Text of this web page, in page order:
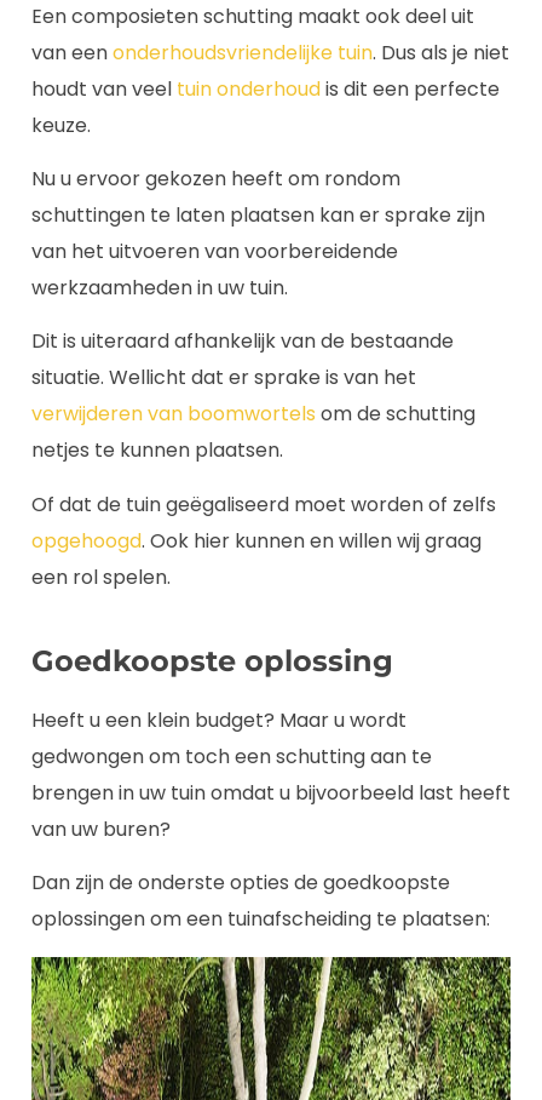
Een composieten schutting maakt ook deel uit
van eenonderhoudsvriendelijke tuin. Dus als je niet
houdt van veel tuin onderhoudis dit een perfecte
keuze.
Nu u ervoor gekozen heeft om rondom
schuttingen te laten plaatsen kan er sprake zijn
van het uitvoeren van voorbereidende
werkzaamheden in uw tuin.
Dit is uiteraard afhankelijk van de bestaande
situatie. Wellicht dat er sprake is van het
verwijderen van boomwortels om de schutting
netjes te kunnen plaatsen.
Of dat de tuin geëgaliseerd moet worden of zelfs
opgehoogd. Ook hier kunnen en willen wij graag
een rol spelen.
Goedkoopste oplossing
Heeft u een klein budget? Maar u wordt
gedwongen om toch een schutting aan te
brengen in uw tuin omdat u bijvoorbeeld last heeft
van uw buren?
Dan zijn de onderste opties de goedkoopste
oplossingen om een tuinafscheiding te plaatsen: